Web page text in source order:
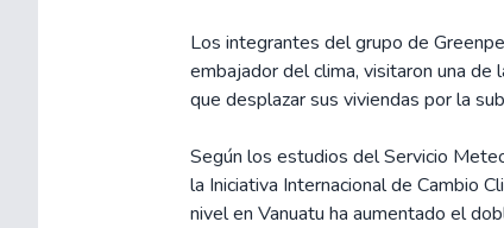
Los integrantes del grupo de
embajador del clima, visitaron una de
que desplazar sus viviendas por la
Según los estudios del Servicio
la Iniciativa Internacional de Cambio
nivel en Vanuatu ha aumentado el